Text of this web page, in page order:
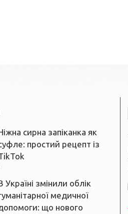
сирна запіканка як
простий рецепт із
Україні змінили облік
медичної
що нового